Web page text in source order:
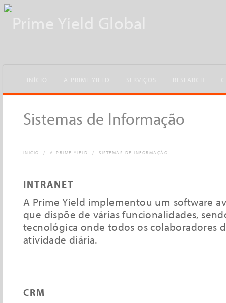
Sistemas de Informação
INÍCIO / A PRIME YIELD / SISTEMAS DE INFORMAÇÃO
INTRANET
A Prime Yield implementou um software
que dispõe de várias funcionalidades,
tecnológica onde todos os colaboradores
atividade diária.
CRM